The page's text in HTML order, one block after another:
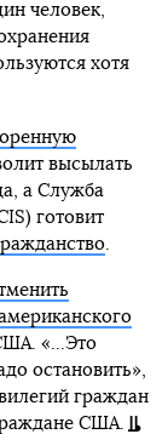
человек,
хотя
высылать
а Служба
готовит
.
«...Это
остановить»,
граждан
США.